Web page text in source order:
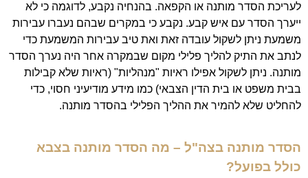
לעריכת הסדר מותנה או הקפאה. בהנחיה נקבע, לדוגמה כי לא
ייערך הסדר עם איש קבע. נקבע כי במקרים שבהם נעברו עבירות
משמעת ניתן לשקול עובדה זאת ואת טיב עבירות המשמעת כדי
לנתב את התיק להליך פלילי מקום שבמקרה אחר היה נערך הסדר
מותנה. ניתן לשקול אפילו ראיות "מנהליות" (ראיות שלא קבילות
בבית משפט או בית הדין הצבאי) כמו מידע מודיעיני חסוי, כדי
להחליט שלא להמיר את ההליך הפלילי בהסדר מותנה.
הסדר מותנה בצה"ל – מה הסדר מותנה בצבא
כולל בפועל?